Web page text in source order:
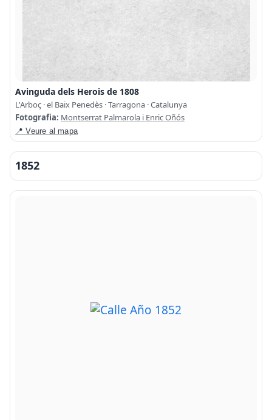
Avinguda dels Herois de 1808
L'Arboç · el Baix Penedès · Tarragona · Catalunya
Fotografia: Montserrat Palmarola i Enric Oñós
📍 Veure al mapa
1852